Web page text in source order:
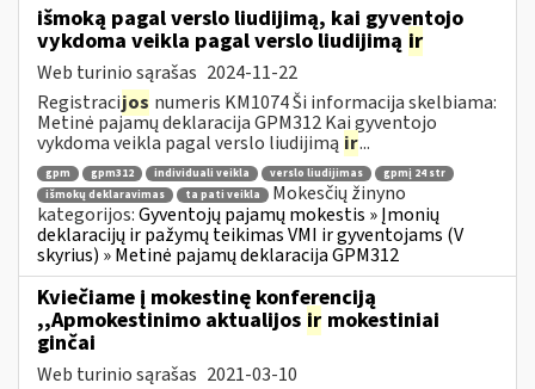
išmoką pagal verslo liudijimą, kai gyventojo
vykdoma veikla pagal verslo liudijimą ir
Web turinio sąrašas 2024-11-22
Registracijos numeris KM1074 Ši informacija skelbiama:
Metinė pajamų deklaracija GPM312 Kai gyventojo
vykdoma veikla pagal verslo liudijimą ir...
gpm gpm312 individuali veikla verslo liudijimas
gpmį 24 str
išmokų deklaravimas
ta pati veikla
Mokesčių žinyno
kategorijos:Gyventojų pajamų mokestis » Įmonių
deklaracijų ir pažymų teikimas VMI ir gyventojams (V
skyrius) » Metinė pajamų deklaracija GPM312
Kviečiame į mokestinę konferenciją
,,Apmokestinimo aktualijos ir mokestiniai
ginčai
Web turinio sąrašas 2021-03-10